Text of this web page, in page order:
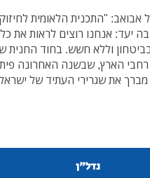
"התכנית הלאומית
יעד: אנחנו רוצים לראות את
וללא חשש. בחוד החנית
הארץ, שבשנה האחרונה
נדל"ן